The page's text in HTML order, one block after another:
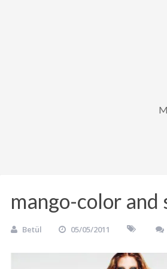
mango-color and
Betül 05/05/2011